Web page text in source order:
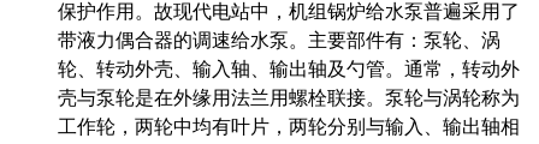
保护作用。故现代电站中，机组锅炉给水泵普遍采用了
带液力偶合器的调速给水泵。主要部件有：泵轮、涡
轮、转动外壳、输入轴、输出轴及勺管。通常，转动外
壳与泵轮是在外缘用法兰用螺栓联接。泵轮与涡轮称为
工作轮，两轮中均有叶片，两轮分别与输入、输出轴相